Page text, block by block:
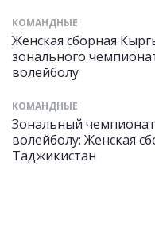
КОМАНДНЫЕ
Женская сборная
зонального
волейболу
КОМАНДНЫЕ
Зональный
волейболу: Женская
Таджикистан